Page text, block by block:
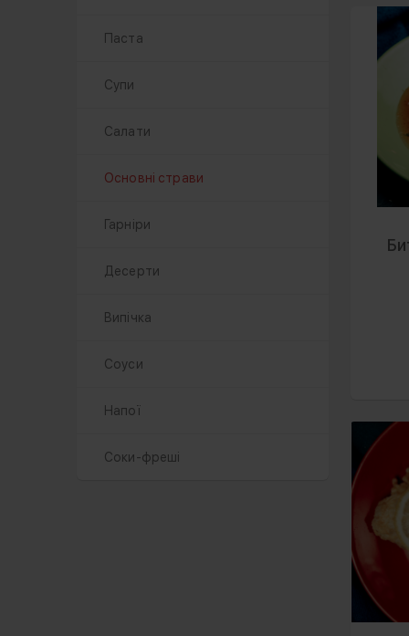
Паста
Супи
Салати
Основні страви
Гарніри
Десерти
Випічка
Соуси
Напої
Соки-фреші